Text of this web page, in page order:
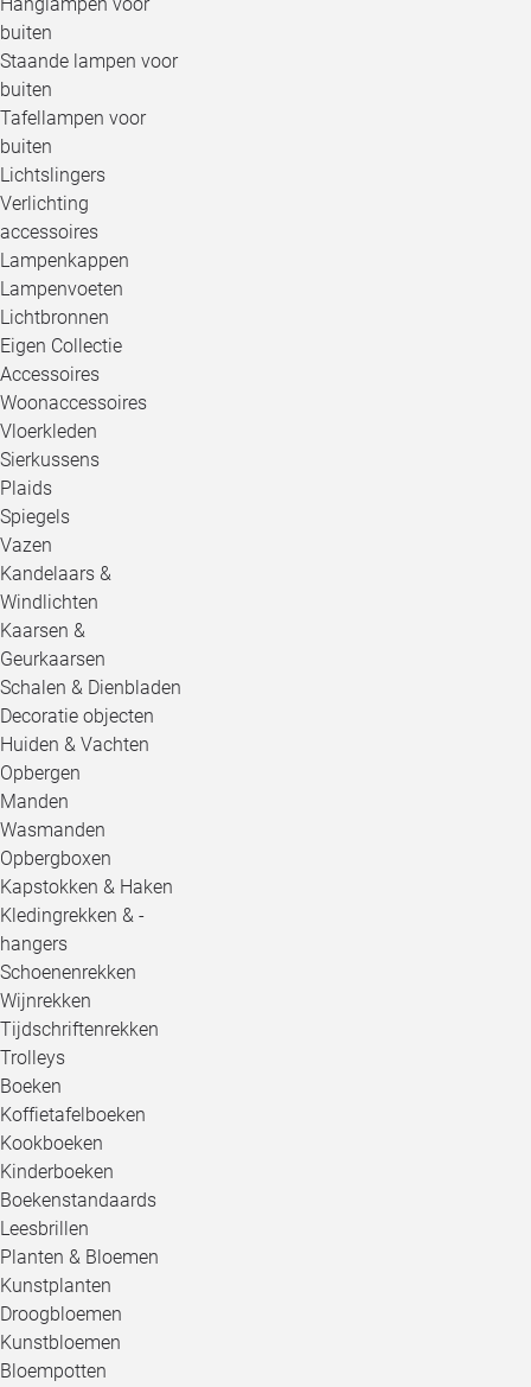
buiten
Staande lampen voor
buiten
Tafellampen voor
buiten
Lichtslingers
Verlichting
accessoires
Lampenkappen
Lampenvoeten
Lichtbronnen
Eigen Collectie
Accessoires
Woonaccessoires
Vloerkleden
Sierkussens
Plaids
Spiegels
Vazen
Kandelaars &
Windlichten
Kaarsen &
Geurkaarsen
Schalen & Dienbladen
Decoratie objecten
Huiden & Vachten
Opbergen
Manden
Wasmanden
Opbergboxen
Kapstokken & Haken
Kledingrekken & -
hangers
Schoenenrekken
Wijnrekken
Tijdschriftenrekken
Trolleys
Boeken
Koffietafelboeken
Kookboeken
Kinderboeken
Boekenstandaards
Leesbrillen
Planten & Bloemen
Kunstplanten
Droogbloemen
Kunstbloemen
Bloempotten